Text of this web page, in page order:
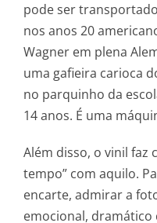
pode ser
nos anos 20
Wagner em plena
uma gafieira carioca
no parquinho da
14 anos. É uma
Além disso, o vinil faz
tempo” com aquilo.
encarte, admirar a
emocional, dramático